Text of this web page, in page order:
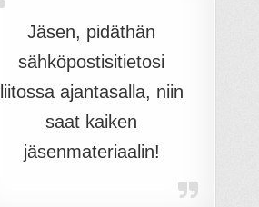
Jäsen, pidäthän
sähköpostisitietosi
liitossa ajantasalla, niin
saat kaiken
jäsenmateriaalin!